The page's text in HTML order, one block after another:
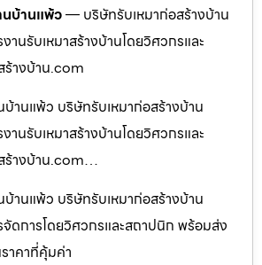
นบ้านแพ้ว— บริษัทรับเหมาก่อสร้างบ้าน
านรับเหมาสร้างบ้านโดยวิศวกรและ
ร้างบ้าน.com
บ้านแพ้ว บริษัทรับเหมาก่อสร้างบ้าน
านรับเหมาสร้างบ้านโดยวิศวกรและ
ร้างบ้าน.com…
บ้านแพ้ว บริษัทรับเหมาก่อสร้างบ้าน
ดการโดยวิศวกรและสถาปนิก พร้อมส่ง
าคาที่คุ้มค่า